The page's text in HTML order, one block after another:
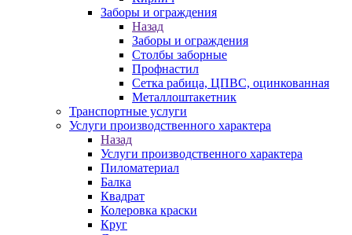
Заборы и ограждения
Назад
Заборы и ограждения
Столбы заборные
Профнастил
Сетка рабица, ЦПВС, оцинкованная
Металлоштакетник
Транспортные услуги
Услуги производственного характера
Назад
Услуги производственного характера
Пиломатериал
Балка
Квадрат
Колеровка краски
Круг